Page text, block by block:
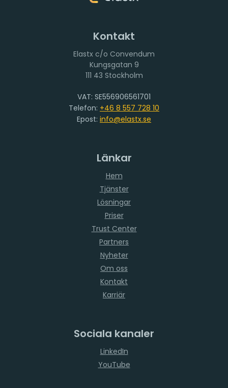
Kontakt
Elastx c/o Convendum
111 43 Stockholm
VAT: SE556906561701
Telefon: +46 8 557 728 10
Epost: info@elastx.se
Länkar
Hem
Tjänster
Lösningar
Priser
Trust Center
Partners
Nyheter
Om oss
Kontakt
Karriär
Sociala kanaler
LinkedIn
YouTube